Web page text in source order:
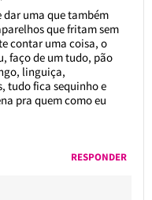
dar uma que também
que fritam sem
contar uma coisa, o
faço de um tudo, pão
linguiça,
tudo fica sequinho e
pra quem como eu
RESPONDER